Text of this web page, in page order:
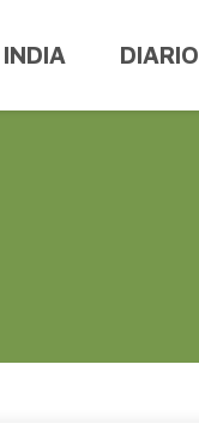
INDIA DIARIO